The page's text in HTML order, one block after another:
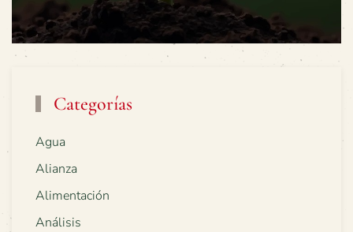
Categorías
Agua
Alianza
Alimentación
Análisis